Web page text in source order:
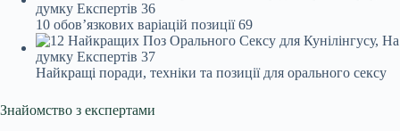
10 обов’язкових варіацій позиції 69
Найкращі поради, техніки та позиції для орального сексу
Знайомство з експертами